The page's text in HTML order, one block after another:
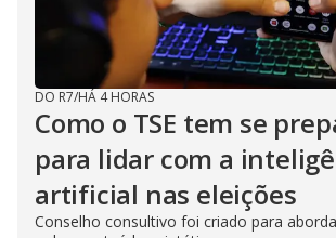
DO R7/HÁ 4 HORAS
Como o TSE tem se
para lidar com a
artificial nas eleições
Conselho consultivo foi criado para